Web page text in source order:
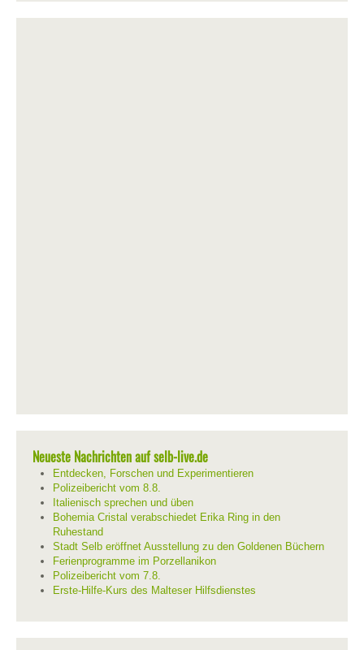
Neueste Nachrichten auf selb-live.de
Entdecken, Forschen und Experimentieren
Polizeibericht vom 8.8.
Italienisch sprechen und üben
Bohemia Cristal verabschiedet Erika Ring in den
Ruhestand
Stadt Selb eröffnet Ausstellung zu den Goldenen Büchern
Ferienprogramme im Porzellanikon
Polizeibericht vom 7.8.
Erste-Hilfe-Kurs des Malteser Hilfsdienstes